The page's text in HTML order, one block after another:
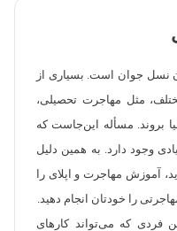
نسل جوان است. بسیاری از
مثل مهاجرت تحصیلی،
بروند. مسأله این‌جاست که
وجود دارد. به همین دلیل
آموزش مهاجرت و اپلای را
را خودتان انجام دهید.
فردی که می‌تواند کارهای